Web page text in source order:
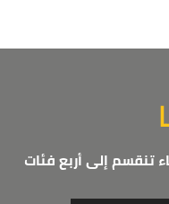
تنقسم إلى أربع فئات